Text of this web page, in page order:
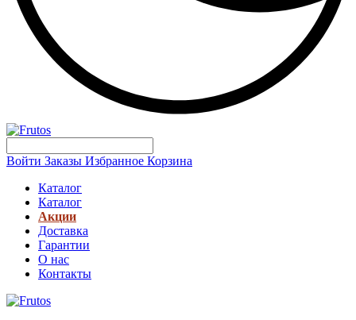
Войти Заказы Избранное Корзина
Каталог
Каталог
Акции
Доставка
Гарантии
О нас
Контакты